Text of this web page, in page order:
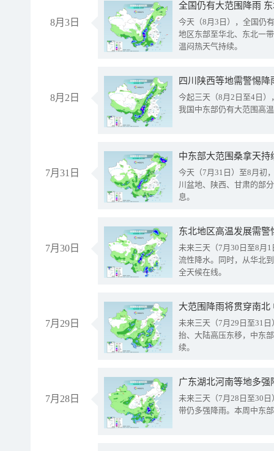
8月3日
全国仍有大范围降雨
今天（8月3日），全国仍
地区东部至华北、东北一
温闷热天气持续。
8月2日
今起三天（8月2日至4日
我国中东部仍有大范围高
7月31日
中东部大范围桑拿天
今天（7月31日）至8月初
川盆地、陕西、甘肃的部
息。
7月30日
东北地区高温发展需
未来三天（7月30日至8月
流性降水。同时，从华北
全天候在线。
7月29日
大范围降雨将贯穿南
未来三天（7月29日至31
抬、大陆高压东移，中东
续。
7月28日
广东湖北河南等地多
未来三天（7月28日至30
带仍多强降雨。本周中东